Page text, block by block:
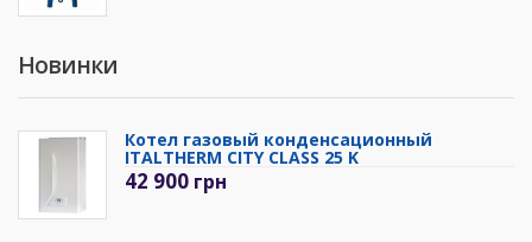
Новинки
Котел газовый конденсационный
ITALTHERM CITY CLASS 25 K
42 900 грн